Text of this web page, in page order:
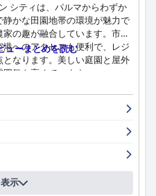
シティは、パルマからわずか
かな田園地帯の環境が魅力で
の趣が融合しています。市内
へのアクセスも便利で、レジ
なります。美しい庭園と屋外
気を高めています。
り、設備も充実しており、防
に好評です。快適なベッドは
をお約束します。軽微なメン
の期待に沿わない点がいくつ
する全体的な評価は依然とし
は一貫して高く評価されてお
行き届いています。
ューまとめを読む
示